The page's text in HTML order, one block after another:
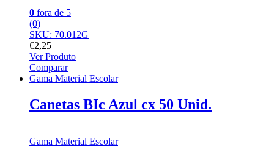
0 fora de 5
(0)
SKU: 70.012G
€2,25
Ver Produto
Comparar
Gama Material Escolar
Canetas BIc Azul cx 50 Unid.
Gama Material Escolar